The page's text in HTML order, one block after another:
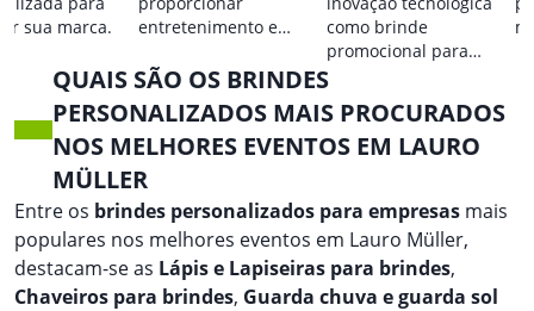
sua marca.
entretenimento e
qualquer ocasião.
como brinde
promocional para
eventos.
QUAIS SÃO OS BRINDES
PERSONALIZADOS MAIS PROCURADOS
NOS MELHORES EVENTOS EM LAURO
MÜLLER
Entre os brindes personalizados para empresas mais
populares nos melhores eventos em Lauro Müller,
destacam-se as Lápis e Lapiseiras para brindes,
Chaveiros para brindes, Guarda chuva e guarda sol